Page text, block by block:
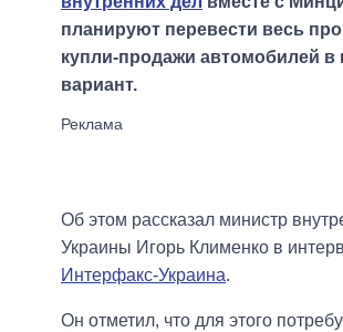
планируют перевести весь
купли-продажи автомобилей
вариант.
Об этом рассказал министр
Украины Игорь Клименко в
Интерфакс-Украина.
Он отметил, что для этого